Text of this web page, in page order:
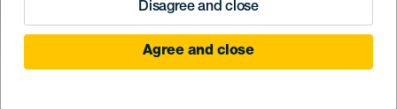
Disagree and close
Agree and close